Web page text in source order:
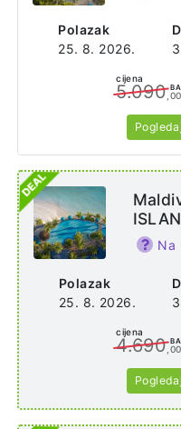
Polazak
25. 8. 2026.
cijena
5.090 ,00
Pogledaj
Polazak
25. 8. 2026.
Na
cijena
4.690 ,00
Pogledaj